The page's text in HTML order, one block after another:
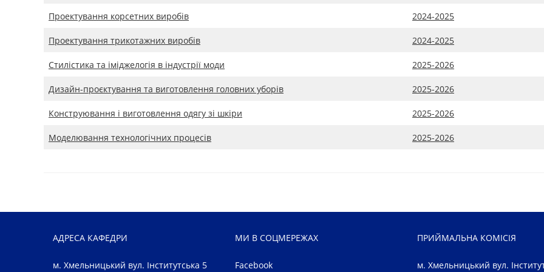
Проектування корсетних виробів 2024-2025
Проектування трикотажних виробів 2024-2025
Стилістика та іміджелогія в індустрії моди 2025-2026
Дизайн-проєктування та виготовлення головних уборів 2025-2026
Конструювання і виготовлення одягу зі шкіри 2025-2026
Моделювання технологічних процесів 2025-2026
АДРЕСА КАФЕДРИ
м. Хмельницький вул. Інститутська 5
МИ В СОЦМЕРЕЖАХ
Facebook
ПРИЙМАЛЬНА КОМІСІЯ
м. Хмельницький вул.